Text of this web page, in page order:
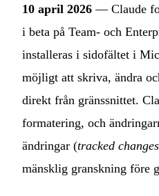
10 april 2026 — Claude
i beta på Team- och
installeras i sidofältet i
möjligt att skriva, ändra
direkt från gränssnittet.
formatering, och
ändringar (tracked changes
mänsklig granskning före